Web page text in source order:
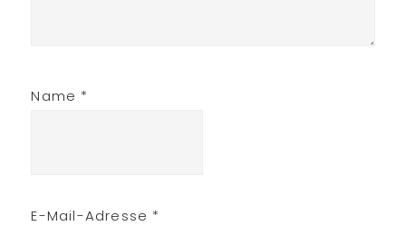
Name *
E-Mail-Adresse *